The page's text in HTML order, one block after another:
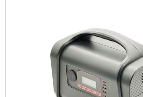
260 мм
Подробнее...